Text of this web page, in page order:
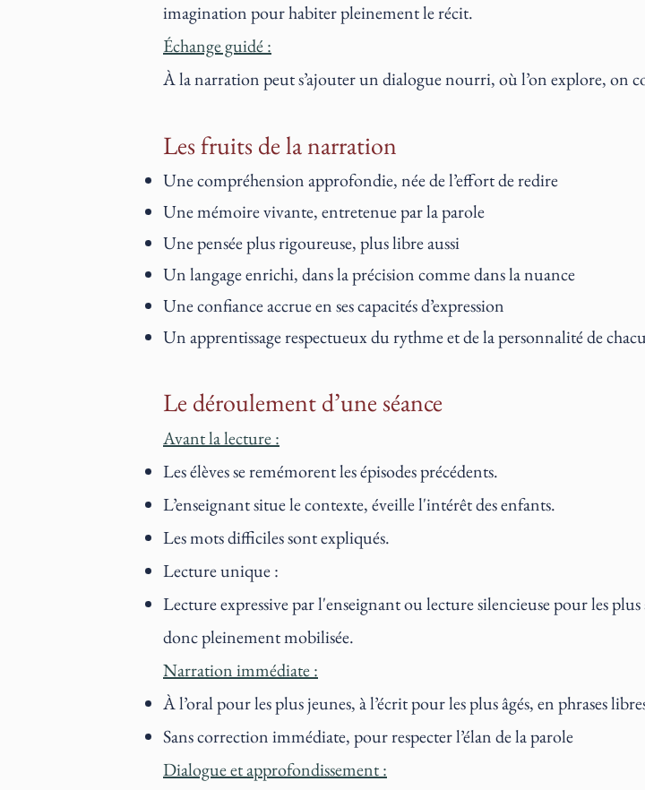
imagination pour habiter pleinement le récit.
Échange guidé :
À la narration peut s’ajouter un dialogue nourri, où l’on explore, on
Les fruits de la narration
Une compréhension approfondie, née de l’effort de redire
Une mémoire vivante, entretenue par la parole
Une pensée plus rigoureuse, plus libre aussi
Un langage enrichi, dans la précision comme dans la nuance
Une confiance accrue en ses capacités d’expression
Un apprentissage respectueux du rythme et de la personnalité de
Le déroulement d’une séance
Avant la lecture :
Les élèves se remémorent les épisodes précédents.
L’enseignant situe le contexte, éveille l'intérêt des enfants.
Les mots difficiles sont expliqués.
Lecture unique :
Lecture expressive par l'enseignant ou lecture silencieuse pour les
donc pleinement mobilisée.
Narration immédiate :
À l’oral pour les plus jeunes, à l’écrit pour les plus âgés, en phrases
Sans correction immédiate, pour respecter l’élan de la parole
Dialogue et approfondissement :